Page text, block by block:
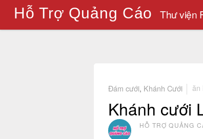
Hỗ Trợ Quảng Cáo Thư viện
Đám cưới Khánh Cưới ăn
Khánh cưới
HỖ TRỢ QUẢNG